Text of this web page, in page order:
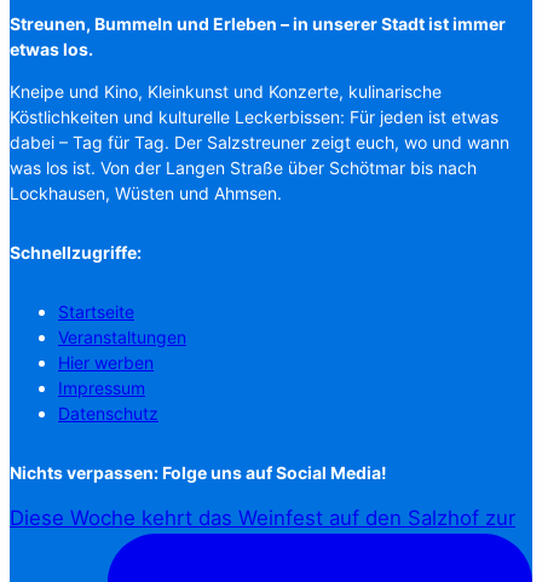
Streunen, Bummeln und Erleben – in unserer Stadt ist immer
etwas los.
Kneipe und Kino, Kleinkunst und Konzerte, kulinarische
Köstlichkeiten und kulturelle Leckerbissen: Für jeden ist etwas
dabei – Tag für Tag. Der Salzstreuner zeigt euch, wo und wann
was los ist. Von der Langen Straße über Schötmar bis nach
Lockhausen, Wüsten und Ahmsen.
Schnellzugriffe:
Startseite
Veranstaltungen
Hier werben
Impressum
Datenschutz
Nichts verpassen: Folge uns auf Social Media!
Diese Woche kehrt das Weinfest auf den Salzhof zur